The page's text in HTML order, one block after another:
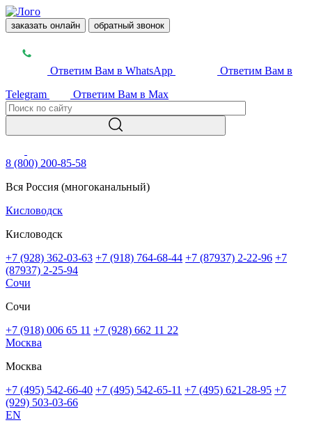
заказать онлайн обратный звонок
Ответим Вам в WhatsApp
Ответим Вам в
Telegram
Ответим Вам в Max
8 (800) 200-85-58
Вся Россия (многоканальный)
Кисловодск
Кисловодск
+7 (928) 362-03-63 +7 (918) 764-68-44 +7 (87937) 2-22-96 +7
(87937) 2-25-94
Сочи
Сочи
+7 (918) 006 65 11 +7 (928) 662 11 22
Москва
Москва
+7 (495) 542-66-40 +7 (495) 542-65-11 +7 (495) 621-28-95 +7
(929) 503-03-66
EN